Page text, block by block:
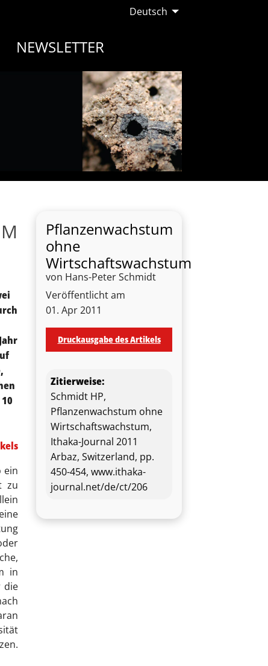
Deutsch
NEWSLETTER
ein
zu
in
die
Pflanzenwachstum
ohne
Wirtschaftswachstum
von Hans-Peter Schmidt
Veröffentlicht am
01. Apr 2011
Druckausgabe des Artikels
Zitierweise:
Schmidt HP,
Pflanzenwachstum ohne
Wirtschaftswachstum,
Ithaka-Journal 2011
Arbaz, Switzerland, pp.
450-454, www.ithaka-
journal.net/de/ct/206